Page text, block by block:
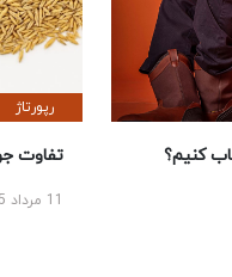
کنیم؟
رپورتاژ
تفاوت